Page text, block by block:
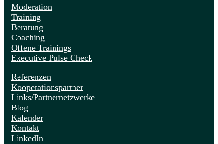
Moderation
Training
Beratung
Coaching
Offene Trainings
Executive Pulse Check
Referenzen
Kooperationspartner
Links/Partnernetzwerke
Blog
Kalender
Kontakt
LinkedIn